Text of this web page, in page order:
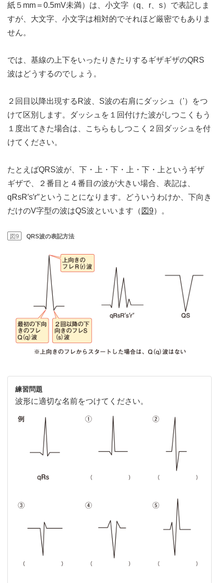
紙５mm＝0.5mV未満）は、小文字（q、r、s）で表記しま
すが、大文字、小文字は相対的でそれほど厳密でもありま
せん。
では、基線の上下をいったりきたりするギザギザのQRS
波はどうするのでしょう。
２回目以降出現するR波、S波の右肩にダッシュ（'）をつ
けて区別します。ダッシュを１回付けた波がしつこくもう
１度出てきた場合は、こちらもしつこく２回ダッシュを付
けてください。
たとえばQRS波が、下・上・下・上・下・上というギザ
ギザで、２番目と４番目の波が大きい場合、表記は、
qRsR′s′r′′ということになります。どういうわけか、下向き
だけのV字型の波はQS波といいます（ 図9）。
図9 QRS波の表記方法
練習問題
波形に適切な名前をつけてください。